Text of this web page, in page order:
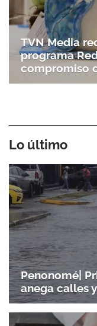
TVN Media
programa
compromiso
Lo último
Penonomé|
anega calles